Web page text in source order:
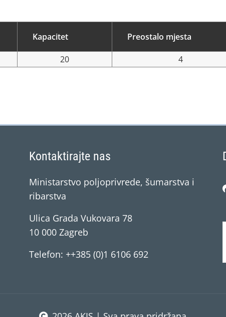
Kapacitet Preostalo mjesta
20 4
Kontaktirajte nas
Ministarstvo poljoprivrede, šumarstva i
ribarstva
Ulica Grada Vukovara 78
10 000 Zagreb
Telefon: ++385 (0)1 6106 692